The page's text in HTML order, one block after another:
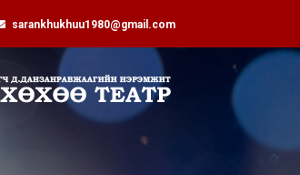
sarankhukhuu1980@gmail.com